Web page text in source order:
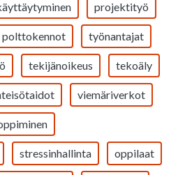
projektityö
polttokennot työnantajat
tekijänoikeus tekoäly
viemäriverkot
stressinhallinta oppilaat